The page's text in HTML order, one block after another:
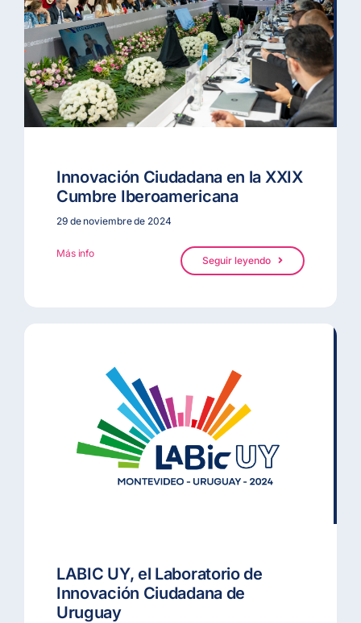
Innovación Ciudadana en la XXIX
Cumbre Iberoamericana
29 de noviembre de 2024
Más info
Seguir leyendo
LABIC UY, el Laboratorio de
Innovación Ciudadana de
Uruguay